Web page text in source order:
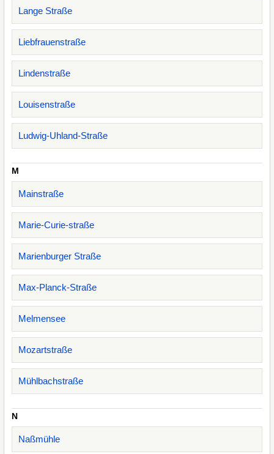
Lange Straße
Liebfrauenstraße
Lindenstraße
Louisenstraße
Ludwig-Uhland-Straße
M
Mainstraße
Marie-Curie-straße
Marienburger Straße
Max-Planck-Straße
Melmensee
Mozartstraße
Mühlbachstraße
N
Naßmühle